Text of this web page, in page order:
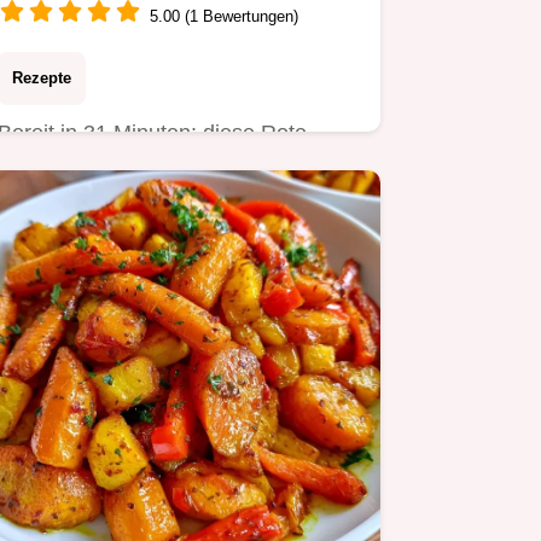
5.00 (1 Bewertungen)
Rezepte
in 31 Minuten: diese Rote
sättigt lange. Erfahren
warum die Linsen hier…